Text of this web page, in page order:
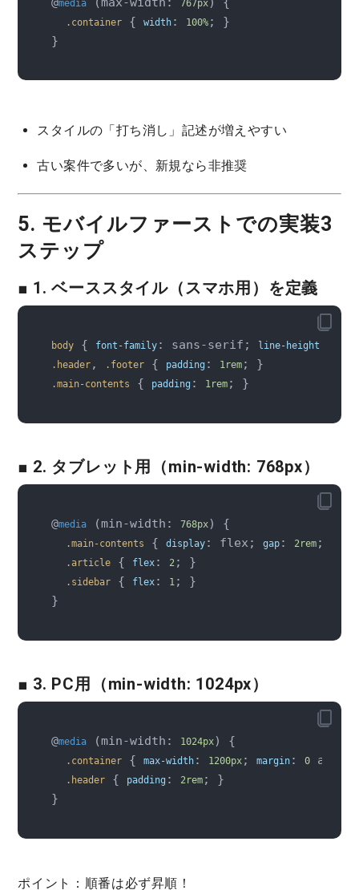
media 767px
.container { width: 100%; }
スタイルの「打ち消し」記述が増えやすい
古い案件で多いが、新規なら非推奨
5. モバイルファーストでの実装3
ステップ
■ 1. ベーススタイル（スマホ用）を定義
body { font-family: sans-serif; line-height
.header, .footer { padding : 1rem
.main-contents { padding : 1rem
■ 2. タブレット用（min-width: 768px）
@media (min-width: 768px) {
.main-contents { display: flex; gap: 2rem; }
.article { flex: 2; }
.sidebar { flex: 1; }
■ 3. PC用（min-width: 1024px）
@media (min-width: 1024px) {
.container { max-width: 1200px; margin: 0 auto;
.header { padding : 2rem; }
ポイント： 順番は必ず昇順！